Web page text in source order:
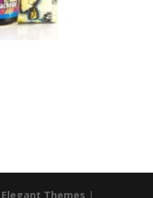
Elegant Themes |